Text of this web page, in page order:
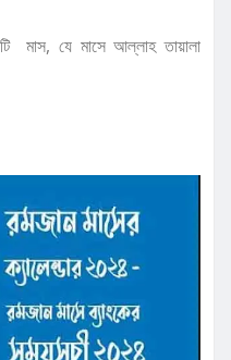
মাস, যে মাসে আল্লাহ তায়ালা